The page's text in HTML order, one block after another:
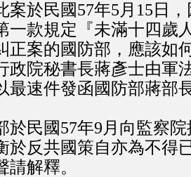
案於民國57年5月15日
一款規定『未滿十四歲
案的國防部，應該如
政院秘書長蔣彥士由軍
最速件發函國防部蔣部
民國57年9月向監察
於反共國策自亦為不得
請解釋。